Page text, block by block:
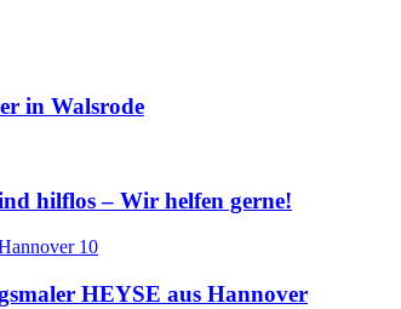
in Walsrode
hilflos – Wir helfen gerne!
HEYSE aus Hannover